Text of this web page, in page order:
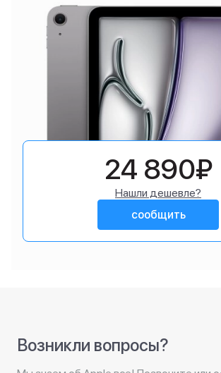
24 890₽
Нашли дешевле?
сообщить
Возникли вопросы?